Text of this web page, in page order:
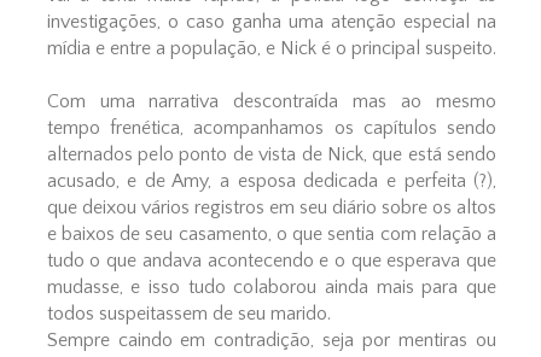
investigações, o caso ganha uma atenção especial na
mídia e entre a população, e Nick é o principal suspeito.
Com uma narrativa descontraída mas ao mesmo
tempo frenética, acompanhamos os capítulos sendo
alternados pelo ponto de vista de Nick, que está sendo
acusado, e de Amy, a esposa dedicada e perfeita (?),
que deixou vários registros em seu diário sobre os altos
e baixos de seu casamento, o que sentia com relação a
tudo o que andava acontecendo e o que esperava que
mudasse, e isso tudo colaborou ainda mais para que
todos suspeitassem de seu marido.
Sempre caindo em contradição, seja por mentiras ou